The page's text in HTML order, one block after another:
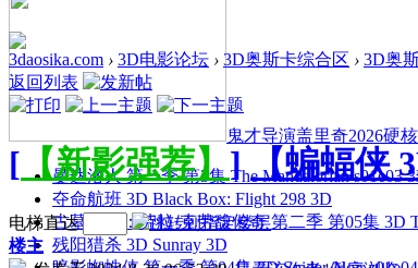
鬼才导演盖里奇2026硬
曼达洛人 第一季 第3集 The Mandalorian s01e03
夺命航班 3D Black Box: Flight 298 3D
古墓丽影：劳拉·克劳馥传奇 第二季 第05集 3D
残阳猎杀 3D Sunray 3D
3daosika.com › 3D电影论坛 › 3D奥斯卡综合区 › 3D奥
返回列表
[ 【新影强荐】] 【蝙蝠侠
电梯直达
楼主